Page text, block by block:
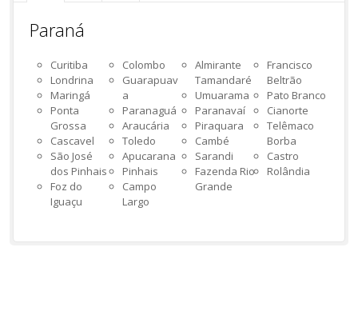
Paraná
Curitiba
Londrina
Maringá
Ponta
Grossa
Cascavel
São José
dos Pinhais
Foz do
Iguaçu
Colombo
Guarapuav
a
Paranaguá
Araucária
Toledo
Apucarana
Pinhais
Campo
Largo
Almirante
Tamandaré
Umuarama
Paranavaí
Piraquara
Cambé
Sarandi
Fazenda Rio
Grande
Francisco
Beltrão
Pato Branco
Cianorte
Telêmaco
Borba
Castro
Rolândia